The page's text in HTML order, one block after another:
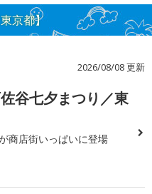
京都】
2026/08/08 更新
谷七夕まつり／東
商店街いっぱいに登場